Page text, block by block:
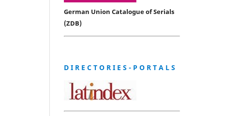
German Union Catalogue of Serials
(ZDB)
D I R E C T O R I E S - P O R T A L S